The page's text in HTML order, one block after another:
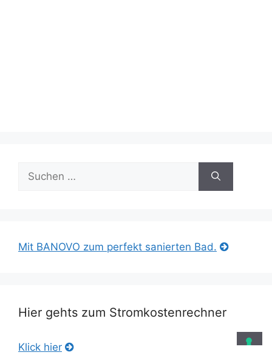
nach:
Mit BANOVO zum perfekt sanierten Bad.
Hier gehts zum Stromkostenrechner
Klick hier